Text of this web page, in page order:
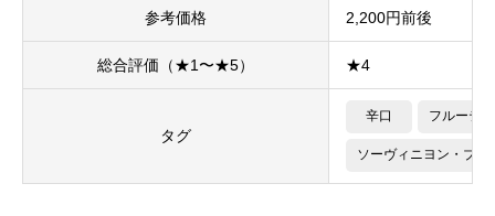
参考価格 2,200円前後
総合評価（★1〜★5） ★4
タグ
辛口 フルーティ
ソーヴィニヨン・ブラ